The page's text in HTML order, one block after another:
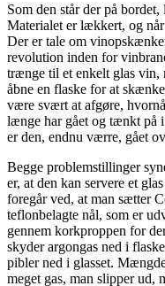
Som den står der på
Materialet er lækkert, og
Der er tale om
revolution inden for
trænge til et enkelt glas vin,
åbne en flaske for at
være svært at afgøre,
længe har gået og tænkt på
er den, endnu værre, gået
Begge problemstillinger
er, at den kan servere et
foregår ved, at man sætter
teflonbelagte nål, som er
gennem korkproppen for
skyder argongas ned i
pibler ned i glasset.
meget gas, man slipper ud,